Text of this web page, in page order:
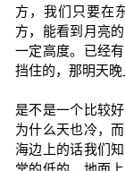
方，我们只要在
方，能看到月亮
一定高度。已经
挡住的，那明天晚
是不是一个比较
为什么天也冷，
海边上的话我们